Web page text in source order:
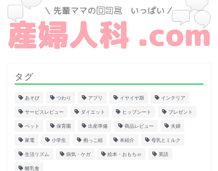
タグ
あそび つわり アプリ イヤイヤ期 インテリア
サービスレビュー ダイエット ヒップシート プレゼント
ペット 保育園 出産準備 商品レビュー 夫婦
家電 小学生 抱っこ紐 本紹介 母乳とミルク
生活リズム 病気・ケガ 絵本・おもちゃ 英語
離乳食